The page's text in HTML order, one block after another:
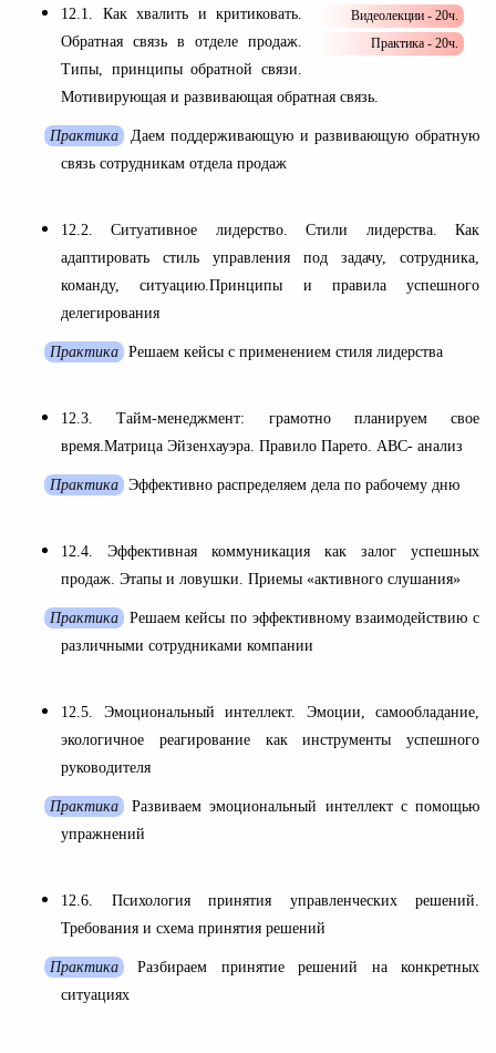
Видеолекции - 20ч.
Практика - 20ч.
12.1. Как хвалить и критиковать.
Обратная связь в отделе продаж.
Типы, принципы обратной связи.
Мотивирующая и развивающая обратная связь.
Практика
Даем поддерживающую и развивающую обратную
связь сотрудникам отдела продаж
12.2. Ситуативное лидерство. Стили лидерства. Как
адаптировать стиль управления под задачу, сотрудника,
команду, ситуацию.Принципы и правила успешного
делегирования
Практика Решаем кейсы с применением стиля лидерства
12.3. Тайм-менеджмент: грамотно планируем свое
время.Матрица Эйзенхауэра. Правило Парето. ABC- анализ
Практика Эффективно распределяем дела по рабочему дню
12.4. Эффективная коммуникация как залог успешных
продаж. Этапы и ловушки. Приемы «активного слушания»
Практика
Решаем кейсы по эффективному взаимодействию с
различными сотрудниками компании
12.5. Эмоциональный интеллект. Эмоции, самообладание,
экологичное реагирование как инструменты успешного
руководителя
Практика
Развиваем эмоциональный интеллект с помощью
упражнений
12.6. Психология принятия управленческих решений.
Требования и схема принятия решений
Практика
Разбираем принятие решений на конкретных
ситуациях